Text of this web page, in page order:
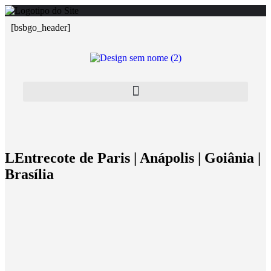
[bsbgo_header]
LEntrecote de Paris | Anápolis | Goiânia |
Brasília